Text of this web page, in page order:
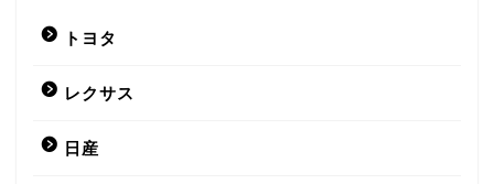
トヨタ
レクサス
日産